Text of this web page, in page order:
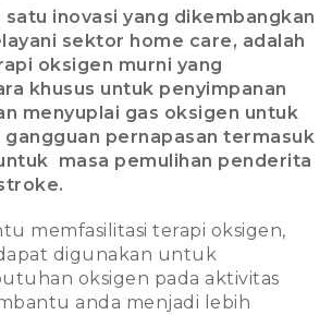
satu inovasi yang dikembangkan
sektor home care, adalah
oksigen murni yang
khusus untuk penyimpanan
menyuplai gas oksigen untuk
gangguan pernapasan termasuk
masa pemulihan penderita
memfasilitasi terapi oksigen,
digunakan untuk
oksigen pada aktivitas
anda menjadi lebih